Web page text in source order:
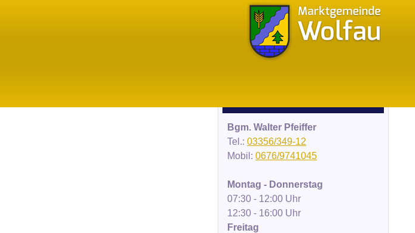
Bgm. Walter Pfeiffer
Tel.: 03356/349-12
Mobil: 0676/9741045
Montag - Donnerstag
07:30 - 12:00 Uhr
12:30 - 16:00 Uhr
Freitag